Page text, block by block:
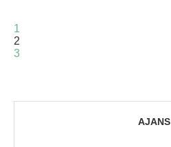
1
2
3
AJANS